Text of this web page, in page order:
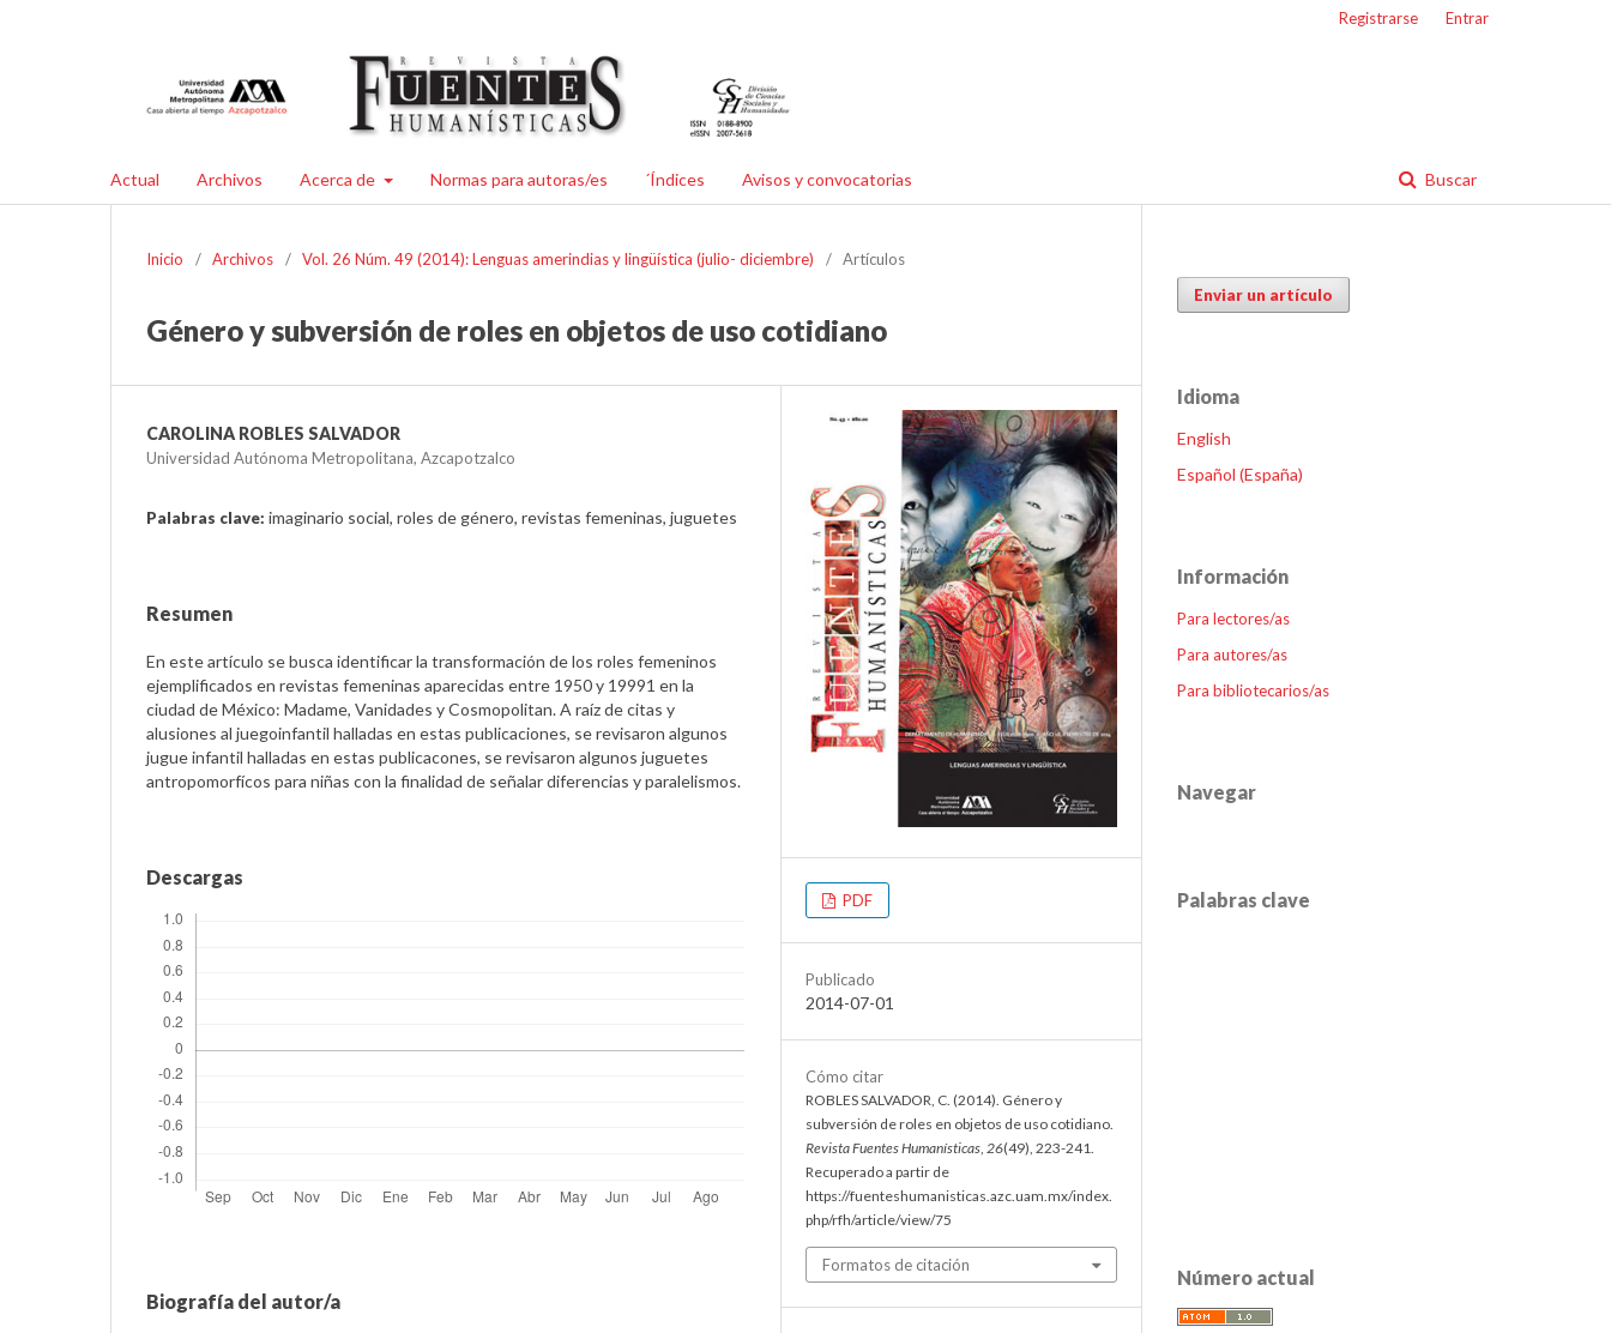
Actual Archivos Acerca de Normas para autoras/es ´Índices Avisos y convocatorias Buscar
Registrarse Entrar
Inicio / Archivos / Vol. 26 Núm. 49 (2014): Lenguas amerindias y lingüística (julio- diciembre) / Artículos
Género y subversión de roles en objetos de uso cotidiano
CAROLINA ROBLES SALVADOR
Universidad Autónoma Metropolitana, Azcapotzalco
Palabras clave: imaginario social, roles de género, revistas femeninas, juguetes
Resumen
En este artículo se busca identificar la transformación de los roles femeninos
ejemplificados en revistas femeninas aparecidas entre 1950 y 19991 en la
ciudad de México: Madame, Vanidades y Cosmopolitan. A raíz de citas y
alusiones al juegoinfantil halladas en estas publicaciones, se revisaron algunos
jugue infantil halladas en estas publicacones, se revisaron algunos juguetes
antropomorfícos para niñas con la finalidad de señalar diferencias y paralelismos.
Descargas
Biografía del autor/a
PDF
Publicado
2014-07-01
Cómo citar
ROBLES SALVADOR, C. (2014). Género y
subversión de roles en objetos de uso cotidiano.
Revista Fuentes Humanísticas, 26(49), 223-241.
Recuperado a partir de
https://fuenteshumanisticas.azc.uam.mx/index.
php/rfh/article/view/75
Formatos de citación
Enviar un artículo
Idioma
English
Español (España)
Información
Para lectores/as
Para autores/as
Para bibliotecarios/as
Navegar
Palabras clave
Número actual